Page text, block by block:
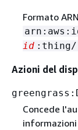
Formato
id :thing/
Azioni del
Concede